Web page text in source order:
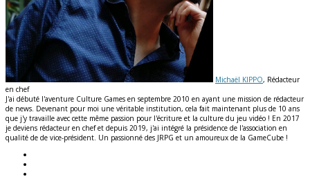
Michaël KIPPO, Rédacteur
en chef
J'ai débuté l'aventure Culture Games en septembre 2010 en ayant une mission de rédacteur
de news. Devenant pour moi une véritable institution, cela fait maintenant plus de 10 ans
que j'y travaille avec cette même passion pour l'écriture et la culture du jeu vidéo ! En 2017
je deviens rédacteur en chef et depuis 2019, j'ai intégré la présidence de l'association en
qualité de de vice-président. Un passionné des JRPG et un amoureux de la GameCube !